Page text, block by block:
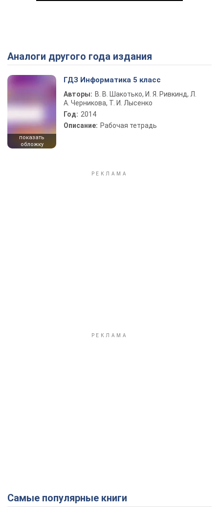
Play Video
Аналоги другого года издания
показать
обложку
ГДЗ Информатика 5 класс
Авторы: В. В. Шакотько, И. Я. Ривкинд, Л.
А. Черникова, Т. И. Лысенко
Год: 2014
Описание: Рабочая тетрадь
Самые популярные книги